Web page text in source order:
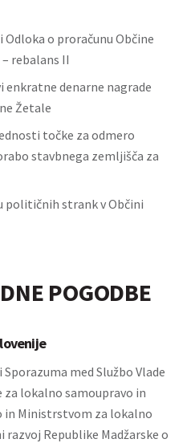
o proračunu Občine
rebalans II
denarne nagrade
Žetale
točke za odmero
stavbnega zemljišča za
političnih strank v Občini
POGODBE
med Službo Vlade
za lokalno samoupravo in
Ministrstvom za lokalno
Republike Madžarske o